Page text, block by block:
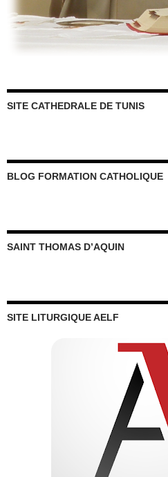
SITE CATHEDRALE DE TUNIS
BLOG FORMATION CATHOLIQUE
SAINT THOMAS D’AQUIN
SITE LITURGIQUE AELF